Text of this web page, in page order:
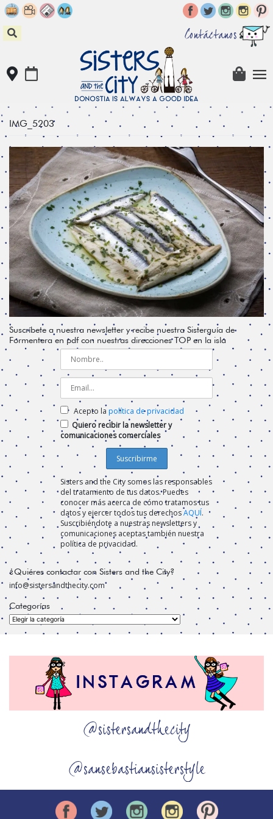
Skip
to
content
Contáctanos
IMG_5203
Suscríbete a nuestra newsletter y recibe nuestra Sisterguía de
Formentera en pdf con nuestras direcciones TOP en la isla
Acepto la política de privacidad
Quiero recibir la newsletter y
comunicaciones comerciales
Sisters and the City somos las responsables
del tratamiento de tus datos. Puedes
conocer más acerca de cómo tratamos tus
datos y ejercer todos tus derechosAQUÍ.
Suscribiéndote a nuestras newsletters y
comunicaciones aceptas también nuestra
política de privacidad.
¿Quiéres contactar con Sisters and the City?
info@sistersandthecity.com
Categorías
Categorías
@sistersandthecity
@sansebastiansisterstyle